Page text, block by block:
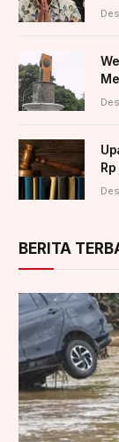
BERITA